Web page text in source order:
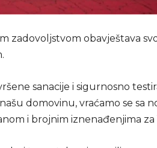
zadovoljstvom obavještava
sanacije i sigurnosno
domovinu, vraćamo se sa
i brojnim iznenađenjima za